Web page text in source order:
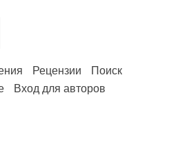
Рецензии
Поиск
Вход для авторов